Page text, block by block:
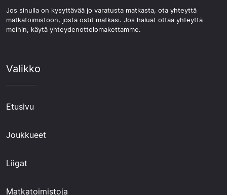
Jos sinulla on kysyttävää jo varatusta matkasta, ota yhteyttä
matkatoimistoon, josta ostit matkasi. Jos haluat ottaa yhteyttä
meihin, käytä yhteydenottolomakettamme.
Valikko
Etusivu
Joukkueet
Liigat
Matkatoimistoja